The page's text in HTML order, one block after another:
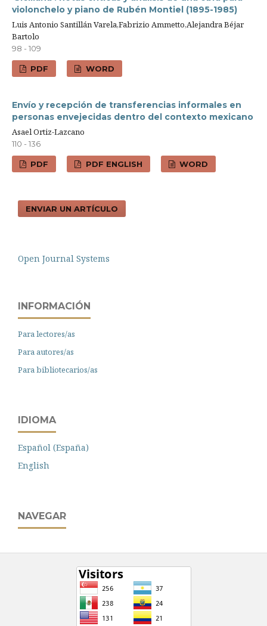
violonchelo y piano de Rubén Montiel (1895-1985)
Luis Antonio Santillán Varela,Fabrizio Ammetto,Alejandra Béjar
Bartolo
98 - 109
PDF WORD
Envío y recepción de transferencias informales en
personas envejecidas dentro del contexto mexicano
Asael Ortiz-Lazcano
110 - 136
PDF PDF ENGLISH WORD
ENVIAR UN ARTÍCULO
Open Journal Systems
INFORMACIÓN
Para lectores/as
Para autores/as
Para bibliotecarios/as
IDIOMA
Español (España)
English
NAVEGAR